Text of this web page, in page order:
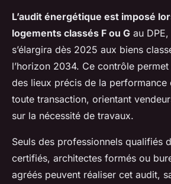
L’audit énergétique est imposé
logements classés F ou G au
s’élargira dès 2025 aux biens
l’horizon 2034. Ce contrôle
des lieux précis de la performance
toute transaction, orientant
sur la nécessité de travaux.
Seuls des professionnels qualifiés
certifiés, architectes formés ou
agréés peuvent réaliser cet audit,